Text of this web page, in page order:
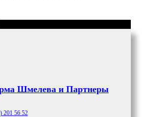
Шмелева и Партнеры
201 56 52